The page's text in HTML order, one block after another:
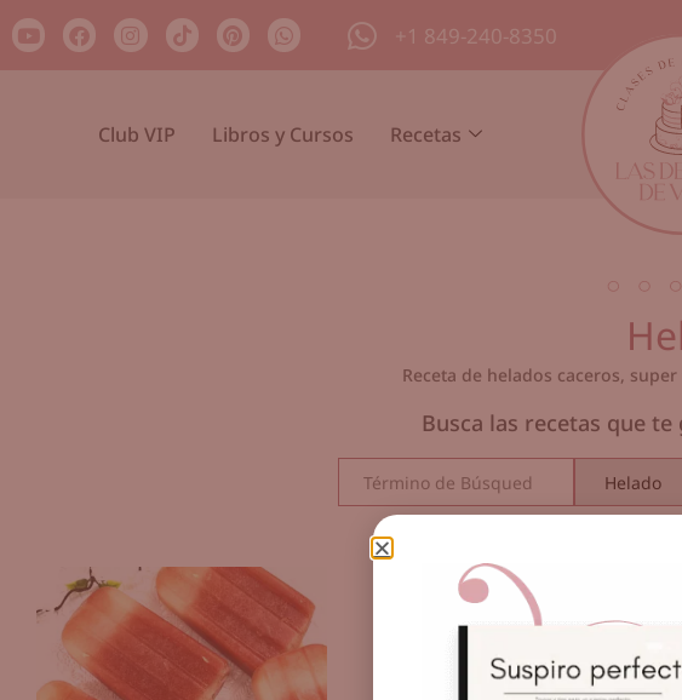
+1 849-240-8350
Club VIP Libros y Cursos Recetas
Receta de helados caceros,
Busca las recetas que